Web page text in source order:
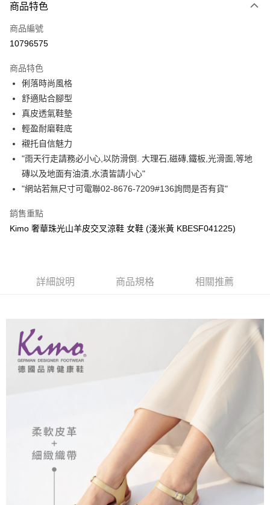
信用卡一次付款
信用卡分期付款
合作金庫商業銀行
華南商業銀行
上海商業儲蓄銀行
國泰世華商業銀行
臺灣中小企業銀行
匯豐（台灣）商業銀行
聯邦商業銀行
元大商業銀行
永豐商業銀行
玉山商業銀行
台新國際商業銀行
中國信託商業銀行
超商取貨付款
LINE Pay
Apple Pay
街口支付
Google Pay
AFTEE先享後付
相關說明
２．便利：只要手機號碼，簡訊認證，即可結帳。
１．於結帳方式選擇「AFTEE先享後付」後，將跳轉至「AFTEE先享後付」
結帳頁面，進行簡訊認證並確認金額後，即可完成結帳。
２．訂單成立數日內，您將收到繳費通知簡訊。
３．收到繳費通知簡訊後14天內，點擊此簡訊中的連結，可透過四大超商／
ATM／網路銀行／等多元方式進行付款，方視為交易完成。
※ 請注意：結帳手續完成當下不需立刻繳費，但若您需要取消訂單，請聯絡
購買商品的店家。未經商家同意取消之訂單仍視為有效，需透過AFTEE先享
※ 交易是否成功請以「AFTEE先享後付 」之結帳頁面顯示為準，若有關於
是否繳費成功／繳費後需取消欲退款等相關疑問，請聯繫「AFTEE先享後付
客戶支援中心」 https://netprotections.freshdesk.com/support/home
【注意事項】
１．透過由恩沛科技股份有限公司提供之「AFTEE先享後付」服務完成之交
易，需依本服務之必要範圍內提供個人資料，並將交易相關給付款項請求債
權轉讓予恩沛科技股份有限公司。
２．關於個人資料處理事宜，請瀏覽以下網址：
每筆NT$60，滿NT$1,000(含以上)免運費
7-11取貨付款
每筆NT$60，滿NT$1,000(含以上)免運費
每筆NT$90，滿NT$1,000(含以上)免運費
貨到付款
每筆NT$60，滿NT$1,000(含以上)免運費
國家/地區配送 查看運費
商品特色
商品編號
10796575
商品特色
俐落時尚風格
舒適貼合腳型
真皮透氣鞋墊
輕盈耐磨鞋底
襯托自信魅力
"雨天行走請務必小心,以防滑倒. 大理石,磁磚,鐵板,光滑面,等地
磚以及地面有油漬,水漬皆請小心"
"網站若無尺寸可電聯02-8676-7209#136詢問是否有貨"
銷售重點
Kimo 奢華珠光山羊皮交叉涼鞋 女鞋 (淺米黃 KBESF041225)
詳細說明 商品規格 相關推薦